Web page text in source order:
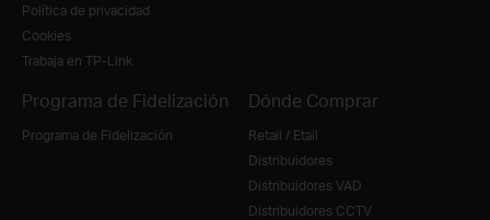
Política de privacidad
Cookies
Trabaja en TP-Link
Programa de Fidelización
Programa de Fidelización
Dónde Comprar
Retail / Etail
Distribuidores
Distribuidores VAD
Distribuidores CCTV